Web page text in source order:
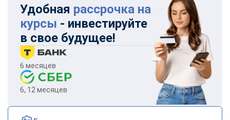
Удобная рассрочка на
курсы - инвестируйте
в свое будущее!
6 месяцев
6, 12 месяцев